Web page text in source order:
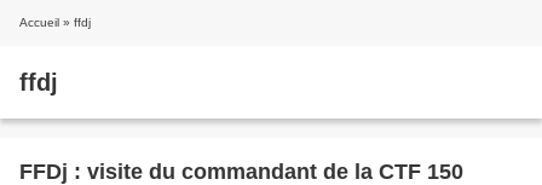
Accueil » ffdj
ffdj
FFDj : visite du commandant de la CTF 150